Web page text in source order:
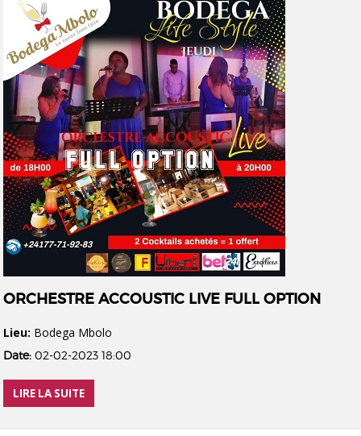
ORCHESTRE ACCOUSTIC LIVE FULL OPTION
Lieu: Bodega Mbolo
Date: 02-02-2023 18:00
LIRE LA SUITE